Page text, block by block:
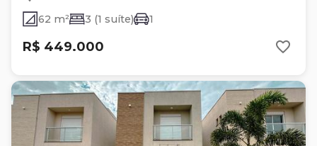
62 m² 3 (1 suíte) 1
R$ 449.000